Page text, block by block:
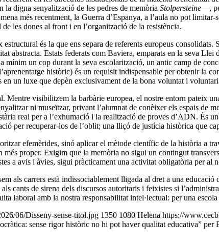
digna senyalització de les pedres de memòria Stolpersteine—,
més recentment, la Guerra d’Espanya, a l’aula no pot
les dones al front i en l’organització de la resistència.
és la que ens separa de referents europeus
abstracta. Estats federats com Baviera, emparats en la seva Llei
mínim un cop durant la seva escolarització, un antic camp de
històric) és un requisit indispensable per obtenir la
en un luxe que depèn exclusivament de la bona voluntat i
Mentre visibilitzem la barbàrie europea, el nostre entorn pateix
ni museïtzar, privant l’alumnat de conèixer els espais
real per a l’exhumació i la realització de proves d’ADN. És
per recuperar-los de l’oblit; una lliçó de justícia històrica que
efemèrides, sinó aplicar el mètode científic de la història a
més proper. Exigim que la memòria no sigui un contingut
a avis i àvies, sigui pràcticament una activitat obligatòria per al
als carrers està indissociablement lligada al dret a una
cants de sirena dels discursos autoritaris i feixistes si
laboral amb la nostra responsabilitat intel·lectual: per una
06/Disseny-sense-titol.jpg 1350 1080 Helena https://
sense rigor històric no hi pot haver qualitat educativa” per